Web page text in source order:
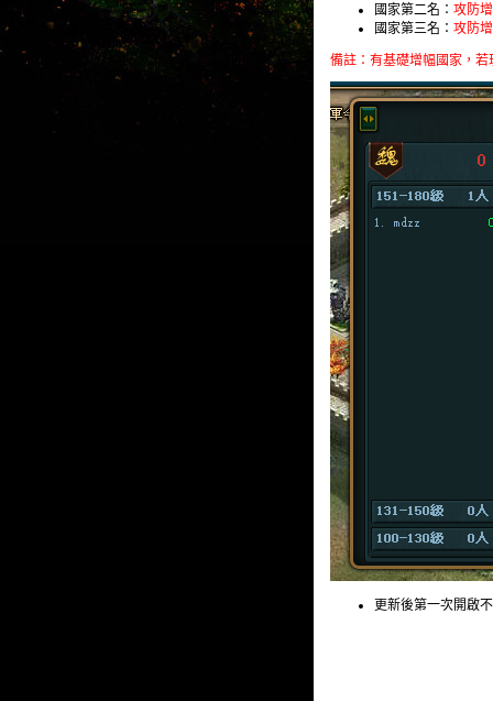
國家第二名： 攻防
國家第三名： 攻防
備註：有基礎增幅國家，
更新後第一次開啟